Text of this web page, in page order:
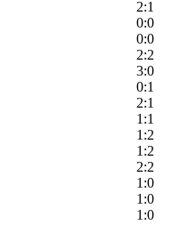
2:1
0:0
0:0
2:2
3:0
0:1
2:1
1:1
1:2
1:2
2:2
1:0
1:0
1:0